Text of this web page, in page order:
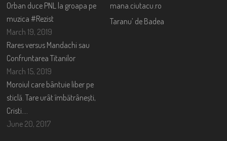
Orban duce PNL la groapa pe
muzica #Rezist
March 19, 2019
Rares versus Mandachi sau
Confruntarea Titanilor
March 15, 2019
Moroiul care bântuie liber pe
sticlă. Tare urât îmbătrânești,
Cristi….
June 20, 2017
mana.ciutacu.ro
Taranu’ de Badea